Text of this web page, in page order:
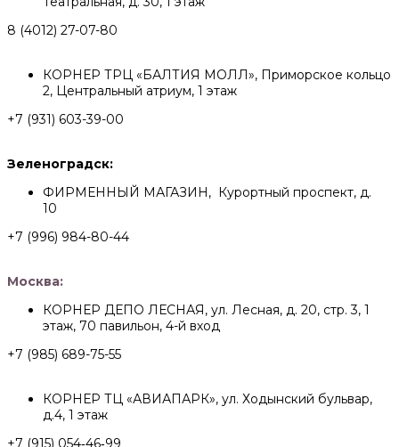
8 (4012) 27-07-80
КОРНЕР ТРЦ «БАЛТИЯ МОЛЛ», Приморское кольцо
2, Центральный атриум, 1 этаж
+7 (931) 603-39-00
Зеленоградск:
ФИРМЕННЫЙ МАГАЗИН, Курортный проспект, д.
10
+7 (996) 984-80-44
Москва:
КОРНЕР ДЕПО ЛЕСНАЯ, ул. Лесная, д. 20, стр. 3, 1
этаж, 70 павильон, 4-й вход
+7 (985) 689-75-55
КОРНЕР ТЦ «АВИАПАРК», ул. Ходынский бульвар,
д.4, 1 этаж
+7 (915) 054‑46‑99